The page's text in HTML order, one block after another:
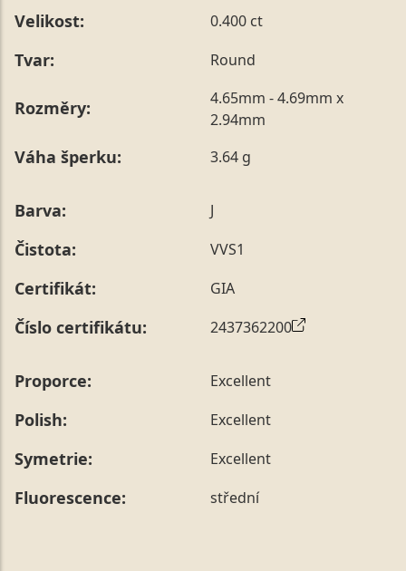
Velikost: 0.400 ct
Tvar: Round
Rozměry:
4.65mm - 4.69mm x
2.94mm
Váha šperku: 3.64 g
Barva: J
Čistota: VVS1
Certifikát: GIA
Číslo certifikátu: 2437362200
Proporce: Excellent
Polish: Excellent
Symetrie: Excellent
Fluorescence: střední